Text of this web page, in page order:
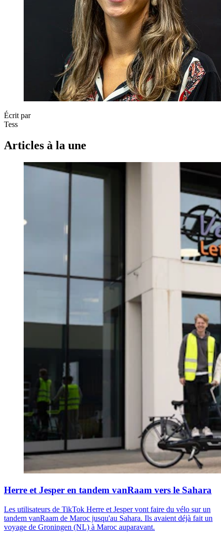
Écrit par
Tess
Articles à la une
Herre et Jesper en tandem vanRaam vers le Sahara
Les utilisateurs de TikTok Herre et Jesper vont faire du vélo sur un
tandem vanRaam de Maroc jusqu'au Sahara. Ils avaient déjà fait un
voyage de Groningen (NL) à Maroc auparavant.